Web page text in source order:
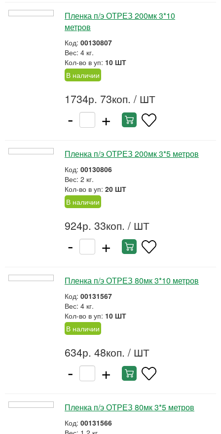
Пленка п/э ОТРЕЗ 200мк 3*10
метров
Код: 00130807
Вес: 4 кг.
Кол-во в уп: 10 ШТ
В наличии
1734р. 73коп. / ШТ
- +
Пленка п/э ОТРЕЗ 200мк 3*5 метров
Код: 00130806
Вес: 2 кг.
Кол-во в уп: 20 ШТ
В наличии
924р. 33коп. / ШТ
- +
Пленка п/э ОТРЕЗ 80мк 3*10 метров
Код: 00131567
Вес: 4 кг.
Кол-во в уп: 10 ШТ
В наличии
634р. 48коп. / ШТ
- +
Пленка п/э ОТРЕЗ 80мк 3*5 метров
Код: 00131566